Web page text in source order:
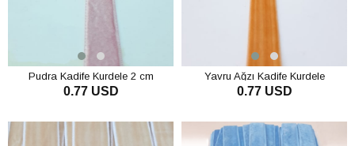
Pudra Kadife Kurdele 2 cm
0.77 USD
Yavru Ağzı Kadife Kurdele
0.77 USD